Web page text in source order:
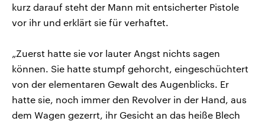
kurz darauf steht der Mann mit entsicherter Pistole
vor ihr und erklärt sie für verhaftet.
„Zuerst hatte sie vor lauter Angst nichts sagen
können. Sie hatte stumpf gehorcht, eingeschüchtert
von der elementaren Gewalt des Augenblicks. Er
hatte sie, noch immer den Revolver in der Hand, aus
dem Wagen gezerrt, ihr Gesicht an das heiße Blech